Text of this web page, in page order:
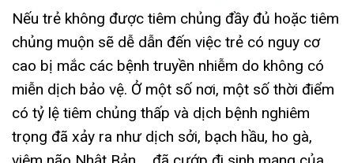
Nếu trẻ không được tiêm chủng đầy đủ hoặc tiêm
chủng muộn sẽ dễ dẫn đến việc trẻ có nguy cơ
cao bị mắc các bệnh truyền nhiễm do không có
miễn dịch bảo vệ. Ở một số nơi, một số thời điểm
có tỷ lệ tiêm chủng thấp và dịch bệnh nghiêm
trọng đã xảy ra như dịch sởi, bạch hầu, ho gà,